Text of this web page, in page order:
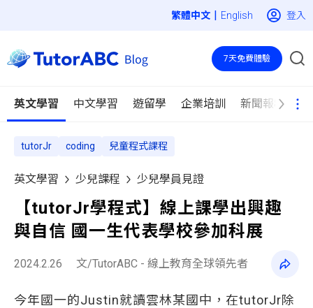
| English 登入
英文學習 中文學習 遊留學 企業培訓 新聞報導
7天免費體驗
tutorJr coding 兒童程式課程
英文學習 少兒課程 少兒學員見證
【tutorJr學程式】線上課學出興趣
與自信 國一生代表學校參加科展
2024.2.26 文/TutorABC - 線上教育全球領先者
今年國一的Justin就讀雲林某國中，在tutorJr除